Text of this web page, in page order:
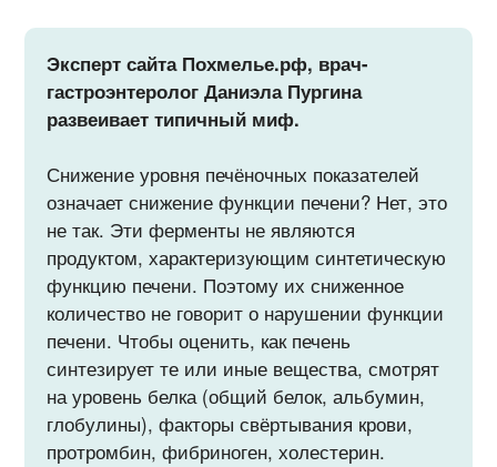
Эксперт сайта Похмелье.рф, врач-
гастроэнтеролог Даниэла Пургина
развеивает типичный миф.
Снижение уровня печёночных показателей
означает снижение функции печени? Нет, это
не так. Эти ферменты не являются
продуктом, характеризующим синтетическую
функцию печени. Поэтому их сниженное
количество не говорит о нарушении функции
печени. Чтобы оценить, как печень
синтезирует те или иные вещества, смотрят
на уровень белка (общий белок, альбумин,
глобулины), факторы свёртывания крови,
протромбин, фибриноген, холестерин.